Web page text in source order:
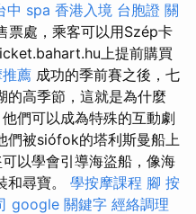
中 spa 香港入境 台胞證 關
票處，乘客可以用Szép卡
上提前購買
薦 成功的季前賽之後，七
的高季節，這就是為什麼
們可以成為特殊的互動劇
們被siófok的塔利斯曼船上
以學會引導海盜船，像海
和尋寶。 學按摩課程 腳 按
google 關鍵字 經絡調理